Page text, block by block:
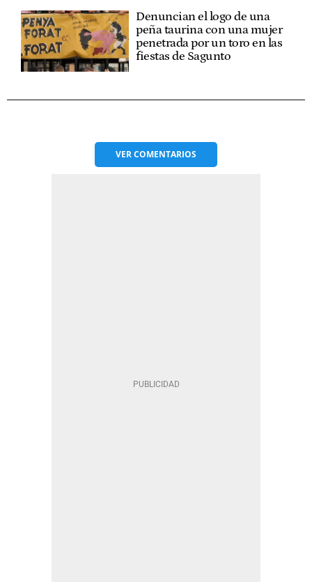
Denuncian el logo de una
peña taurina con una mujer
penetrada por un toro en las
fiestas de Sagunto
VERCOMENTARIOS